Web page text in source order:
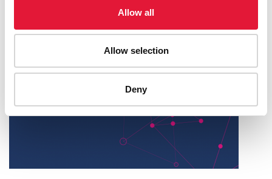
Allow all
Allow selection
Deny